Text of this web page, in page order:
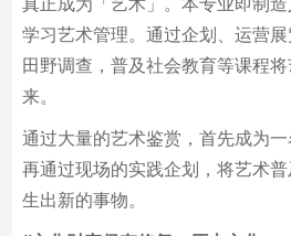
无论是多么优秀的作品，都必须
真正成为「艺术」。本专业即制
学习艺术管理。通过企划、运营展
来。
通过大量的艺术鉴赏，首先成为一